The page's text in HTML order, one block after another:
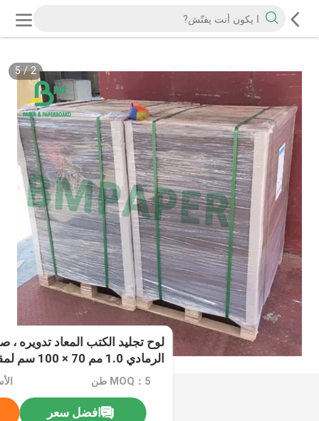
2
/
5
لوح تجليد الكتب المعاد تدويره
الرمادي 1.0 مم 70 × 100 سم لمقسم الكرتون
MOQ：5 طن
افضل سعر